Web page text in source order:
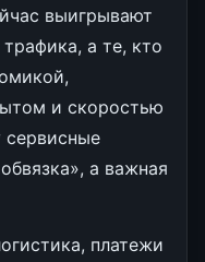
выигрывают
а те, кто
и скоростью
сервисные
а важная
платежи